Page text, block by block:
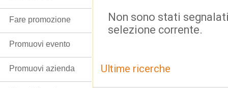
Non sono stati
selezione corrente.
Ultime ricerche
Fare promozione
Promuovi evento
Promuovi azienda